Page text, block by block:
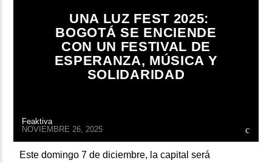
UNA LUZ FEST 2025:
BOGOTÁ SE ENCIENDE
CON UN FESTIVAL DE
ESPERANZA, MÚSICA Y
SOLIDARIDAD
Feaktiva
NOVIEMBRE 26, 2025
Este domingo 7 de diciembre, la capital será